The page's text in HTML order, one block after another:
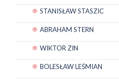
STANISŁAW STASZIC
ABRAHAM STERN
WIKTOR ZIN
BOLESŁAW LEŚMIAN